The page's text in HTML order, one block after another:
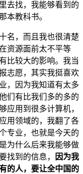
去找，我能够看到的
本教科书。
，而且我也很清楚
资源面前太不平等
比较大的影响。我当
志愿，其实我挺喜欢
，因为我知道有太多
们有比我们多的多的
应用到很多计算机，
用领域的，我翻了各
专业，也就是今天的
为什么后来我能够做
找到的信息，
因为我
的人，要让全中国的